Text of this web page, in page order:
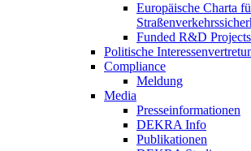
Europäische Charta
Funded R&D Projects
Politische
Compliance
Meldung
Media
Presseinformationen
DEKRA Info
Publikationen